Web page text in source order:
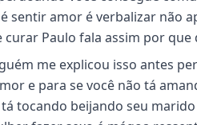
sentir amor é verbalizar não
Paulo fala assim por
me explicou isso antes
e para se você não tá
tocando beijando seu